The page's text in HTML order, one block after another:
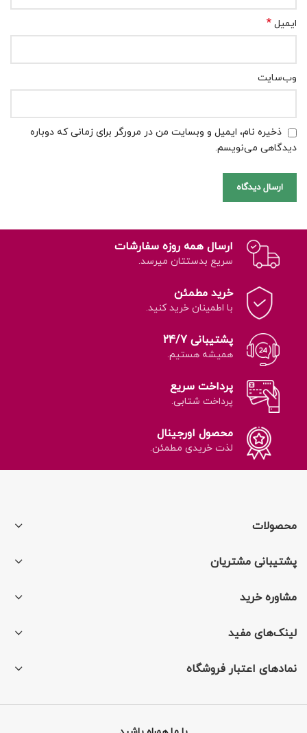
ایمیل *
وب‌سایت
ذخیره نام، ایمیل و وبسایت من در مرورگر برای زمانی که دوباره
دیدگاهی می‌نویسم.
ارسال همه روزه سفارشات
سریع بدستتان میرسد.
خرید مطمئن
با اطمینان خرید کنید.
پشتیبانی 24/7
همیشه هستیم.
پرداخت سریع
پرداخت شتابی.
محصول اورجینال
لذت خریدی مطمئن.
محصولات
پشتیبانی مشتریان
مشاوره خرید
لینک‌های مفید
نمادهای اعتبار فروشگاه